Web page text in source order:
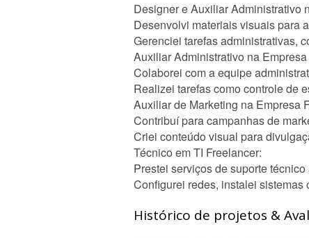
Designer e Auxiliar Administrativo
Desenvolvi materiais visuais para
Gerenciei tarefas administrativas,
Auxiliar Administrativo na
Colaborei com a equipe
Realizei tarefas como controle de
Auxiliar de Marketing na Empresa
Contribuí para campanhas de
Criei conteúdo visual para
Técnico em TI Freelancer:
Prestei serviços de suporte
Configurei redes, instalei
Histórico de projetos &